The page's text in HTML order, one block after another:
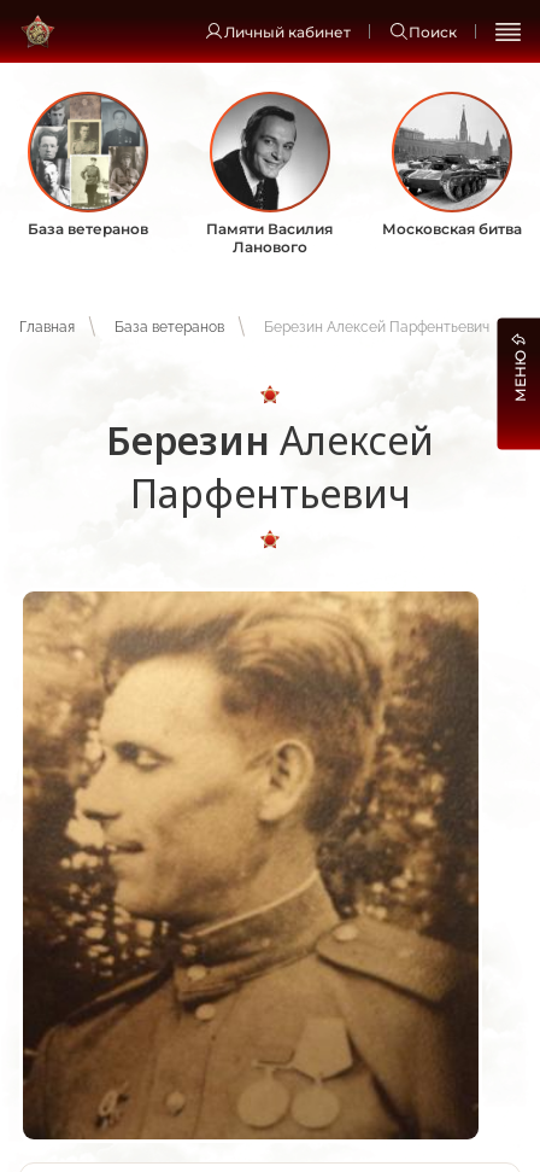
Личный кабинет Поиск
База ветеранов
Памяти Василия
Ланового
Московская битва
Главная База ветеранов Березин Алексей Парфентьевич
Березин Алексей
Парфентьевич
МЕНЮ